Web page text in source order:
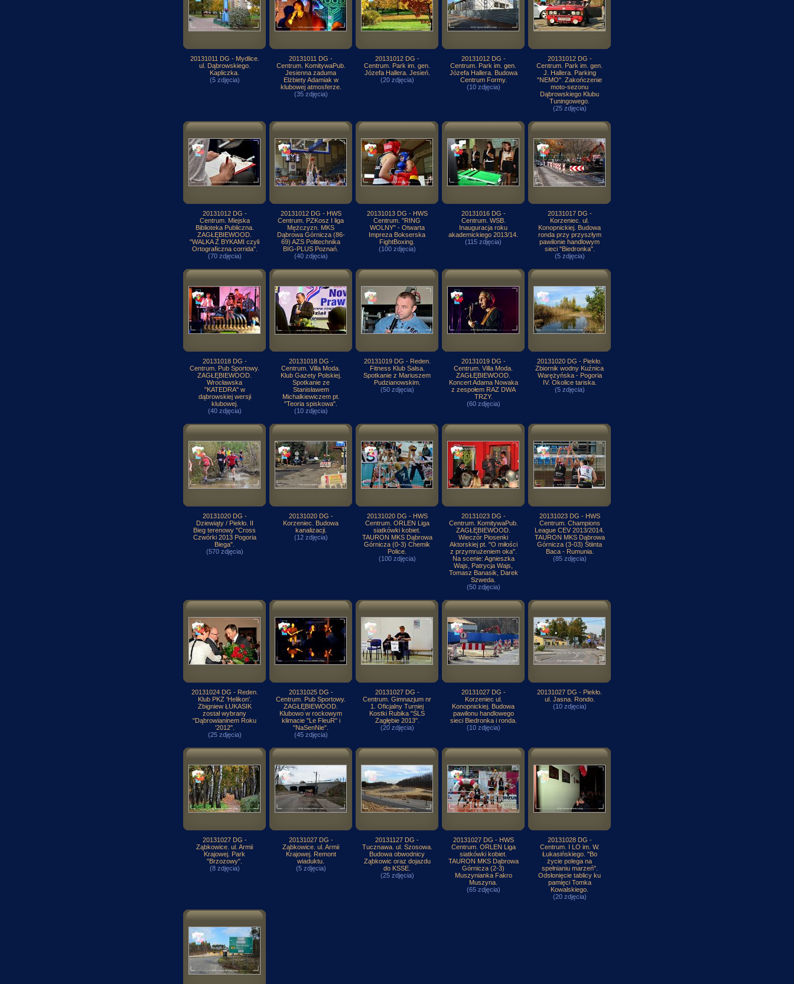
20131011 DG - Mydlice.
ul. Dąbrowskiego.
Kapliczka.
(5 zdjęcia)
20131011 DG -
Centrum. KomitywaPub.
Jesienna zaduma
Elżbiety Adamiak w
klubowej atmosferze.
(35 zdjęcia)
20131012 DG -
Centrum. Park im. gen.
Józefa Hallera. Jesień.
(20 zdjęcia)
20131012 DG -
Centrum. Park im. gen.
Józefa Hallera. Budowa
Centrum Formy.
(10 zdjęcia)
20131012 DG -
Centrum. Park im. gen.
J. Hallera. Parking
"NEMO". Zakończenie
moto-sezonu
Dąbrowskiego Klubu
Tuningowego.
(25 zdjęcia)
20131012 DG -
Centrum. Miejska
Biblioteka Publiczna.
ZAGŁĘBIEWOOD.
"WALKA Z BYKAMI czyli
Ortograficzna corrida".
(70 zdjęcia)
20131012 DG - HWS
Centrum. PZKosz I liga
Mężczyzn. MKS
Dąbrowa Górnicza (86-
69) AZS Politechnika
BIG-PLUS Poznań.
(40 zdjęcia)
20131013 DG - HWS
Centrum. "RING
WOLNY" - Otwarta
Impreza Bokserska
FightBoxing.
(100 zdjęcia)
20131016 DG -
Centrum. WSB.
Inauguracja roku
akademickiego 2013/14.
(115 zdjęcia)
20131017 DG -
Korzeniec. ul.
Konopnickiej. Budowa
ronda przy przyszłym
pawilonie handlowym
sieci "Biedronka".
(5 zdjęcia)
20131018 DG -
Centrum. Pub Sportowy.
ZAGŁĘBIEWOOD.
Wrocławska
"KATEDRA" w
dąbrowskiej wersji
klubowej.
(40 zdjęcia)
20131018 DG -
Centrum. Villa Moda.
Klub Gazety Polskiej.
Spotkanie ze
Stanisławem
Michalkiewiczem pt.
"Teoria spiskowa".
(10 zdjęcia)
20131019 DG - Reden.
Fitness Klub Salsa.
Spotkanie z Mariuszem
Pudzianowskim.
(50 zdjęcia)
20131019 DG -
Centrum. Villa Moda.
ZAGŁĘBIEWOOD.
Koncert Adama Nowaka
z zespołem RAZ DWA
TRZY.
(60 zdjęcia)
20131020 DG - Piekło.
Zbiornik wodny Kuźnica
Warężyńska - Pogoria
IV. Okolice tariska.
(5 zdjęcia)
20131020 DG -
Dziewiąty / Piekło. II
Bieg terenowy "Cross
Czwórki 2013 Pogoria
Biega".
(570 zdjęcia)
20131020 DG -
Korzeniec. Budowa
kanalizacji.
(12 zdjęcia)
20131020 DG - HWS
Centrum. ORLEN Liga
siatkówki kobiet.
TAURON MKS Dąbrowa
Górnicza (0-3) Chemik
Police.
(100 zdjęcia)
20131023 DG -
Centrum. KomitywaPub.
ZAGŁĘBIEWOOD.
Wieczór Piosenki
Aktorskiej pt. "O miłości
z przymrużeniem oka".
Na scenie: Agnieszka
Wajs, Patrycja Wajs,
Tomasz Banasik, Darek
Szweda.
(50 zdjęcia)
20131023 DG - HWS
Centrum. Champions
League CEV 2013/2014.
TAURON MKS Dąbrowa
Górnicza (3-03) Stiinta
Baca - Rumunia.
(85 zdjęcia)
20131024 DG - Reden.
Klub PKZ 'Helikon'.
Zbigniew ŁUKASIK
został wybrany
"Dąbrowianinem Roku
'2012".
(25 zdjęcia)
20131025 DG -
Centrum. Pub Sportowy.
ZAGŁĘBIEWOOD.
Klubowo w rockowym
klimacie "Le FleuR" i
"NaSenNie".
(45 zdjęcia)
20131027 DG -
Centrum. Gimnazjum nr
1. Oficjalny Turniej
Kostki Rubika "ŚLS
Zagłębie 2013".
(20 zdjęcia)
20131027 DG -
Korzeniec ul.
Konopnickiej. Budowa
pawilonu handlowego
sieci Biedronka i ronda.
(10 zdjęcia)
20131027 DG - Piekło.
ul. Jasna. Rondo.
(10 zdjęcia)
20131027 DG -
Ząbkowice. ul. Armii
Krajowej. Park
"Brzozowy".
(8 zdjęcia)
20131027 DG -
Ząbkowice. ul. Armii
Krajowej. Remont
wiaduktu.
(5 zdjęcia)
20131127 DG -
Tucznawa. ul. Szosowa.
Budowa obwodnicy
Ząbkowic oraz dojazdu
do KSSE.
(25 zdjęcia)
20131027 DG - HWS
Centrum. ORLEN Liga
siatkówki kobiet.
TAURON MKS Dąbrowa
Górnicza (2-3)
Muszynianka Fakro
Muszyna.
(65 zdjęcia)
20131028 DG -
Centrum. I LO im. W.
Łukasińskiego. "Bo
życie polega na
spełnianiu marzeń".
Odsłonięcie tablicy ku
pamięci Tomka
Kowalskiego.
(20 zdjęcia)